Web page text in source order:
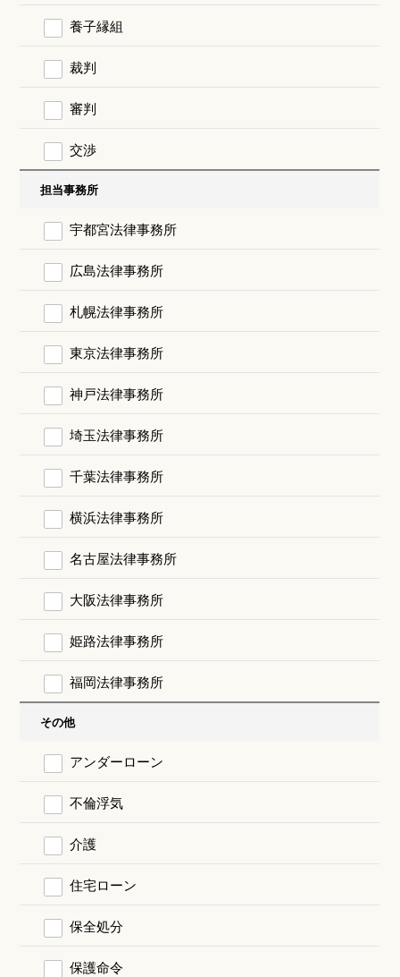
養子縁組
裁判
審判
交渉
担当事務所
宇都宮法律事務所
広島法律事務所
札幌法律事務所
東京法律事務所
神戸法律事務所
埼玉法律事務所
千葉法律事務所
横浜法律事務所
名古屋法律事務所
大阪法律事務所
姫路法律事務所
福岡法律事務所
その他
アンダーローン
不倫浮気
介護
住宅ローン
保全処分
保護命令